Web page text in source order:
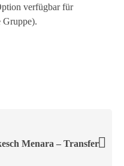
verfügbar für
Gruppe).
Menara – Transfer